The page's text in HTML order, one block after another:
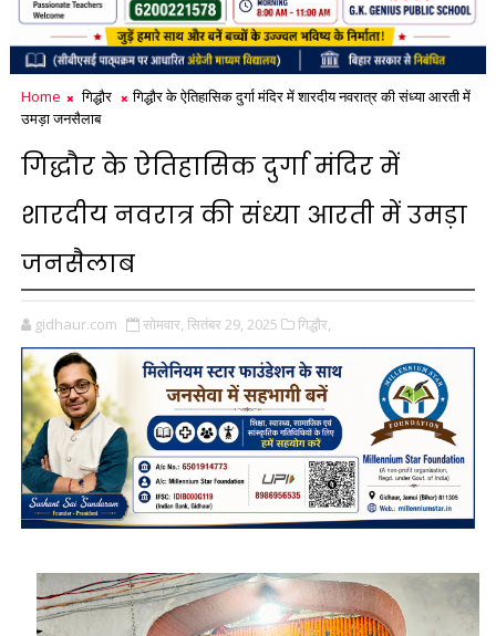
Home गिद्धौर
गिद्धौर के ऐतिहासिक दुर्गा मंदिर में शारदीय नवरात्र की संध्या आरती में
उमड़ा जनसैलाब
गिद्धौर के ऐतिहासिक दुर्गा मंदिर में
शारदीय नवरात्र की संध्या आरती में उमड़ा
जनसैलाब
gidhaur.com सोमवार, सितंबर 29, 2025 गिद्धौर,